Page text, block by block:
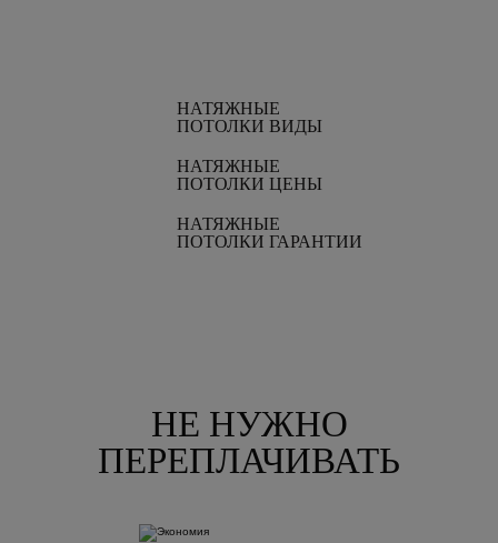
НАТЯЖНЫЕ
ПОТОЛКИ ВИДЫ
НАТЯЖНЫЕ
ПОТОЛКИ ЦЕНЫ
НАТЯЖНЫЕ
ПОТОЛКИ ГАРАНТИИ
НЕ НУЖНО
ПЕРЕПЛАЧИВАТЬ